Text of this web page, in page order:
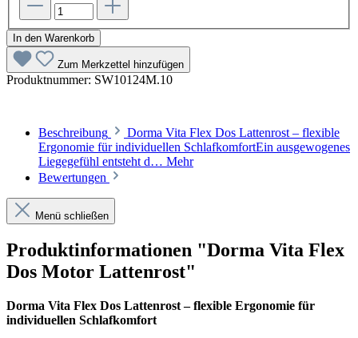
In den Warenkorb
Zum Merkzettel hinzufügen
Produktnummer: SW10124M.10
Beschreibung
Dorma Vita Flex Dos Lattenrost – flexible
Ergonomie für individuellen SchlafkomfortEin ausgewogenes
Liegegefühl entsteht d… Mehr
Bewertungen
Menü schließen
Produktinformationen "Dorma Vita Flex
Dos Motor Lattenrost"
Dorma Vita Flex Dos Lattenrost – flexible Ergonomie für
individuellen Schlafkomfort